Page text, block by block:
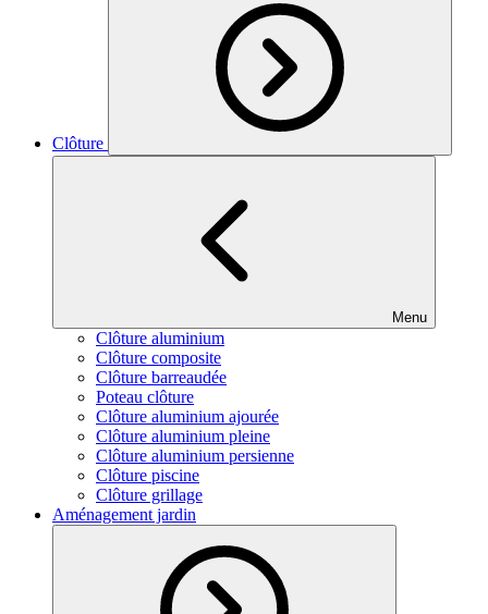
Clôture
Menu
Clôture aluminium
Clôture composite
Clôture barreaudée
Poteau clôture
Clôture aluminium ajourée
Clôture aluminium pleine
Clôture aluminium persienne
Clôture piscine
Clôture grillage
Aménagement jardin